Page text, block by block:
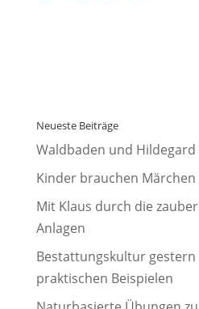
Neueste Beiträge
Waldbaden und Hildegard
Kinder brauchen Märchen
Mit Klaus durch die
Anlagen
Bestattungskultur
praktischen Beispielen